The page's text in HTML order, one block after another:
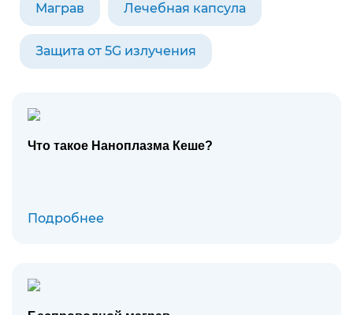
Маграв Лечебная капсула
Защита от 5G излучения
Что такое Наноплазма Кеше?
Подробнее